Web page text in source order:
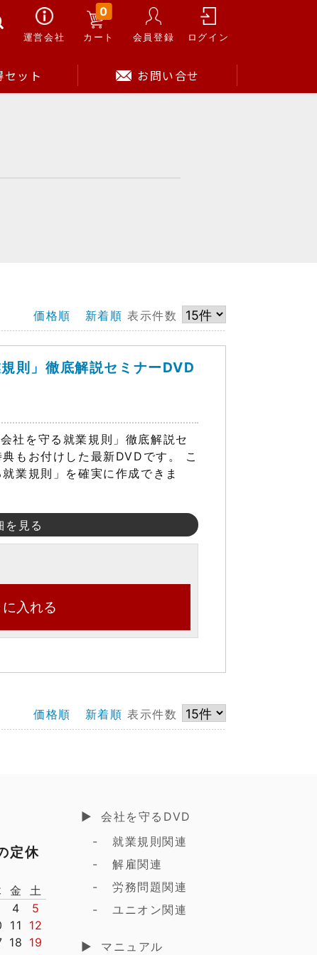
運営会社
0
カート 会員登録 ログイン
ット お問い合せ
価格順 新着順 表示件数
則」徹底解説セミナーDVD
社を守る就業規則」徹底解説セ
もお付けした最新DVDです。 こ
業規則」を確実に作成できま
を見る
入れる
価格順 新着順 表示件数
定休
金
土
4
5
11
12
18 19
会社を守るDVD
就業規則関連
解雇関連
労務問題関連
ユニオン関連
マニュアル